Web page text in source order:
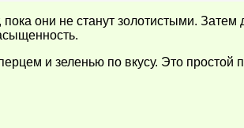
они не станут золотистыми. Затем
и зеленью по вкусу. Это простой